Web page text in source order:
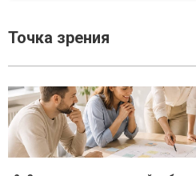
Точка зрения